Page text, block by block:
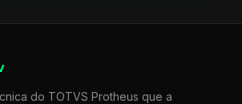
do TOTVS Protheus que a